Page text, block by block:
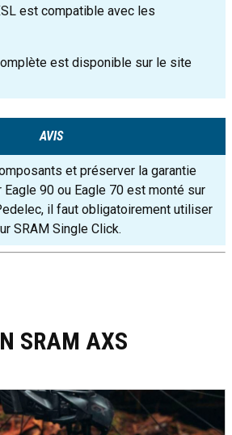
est compatible avec les
est disponible sur le site
AVIS
et préserver la garantie
90 ou Eagle 70 est monté sur
il faut obligatoirement utiliser
SRAM Single Click.
SRAM AXS